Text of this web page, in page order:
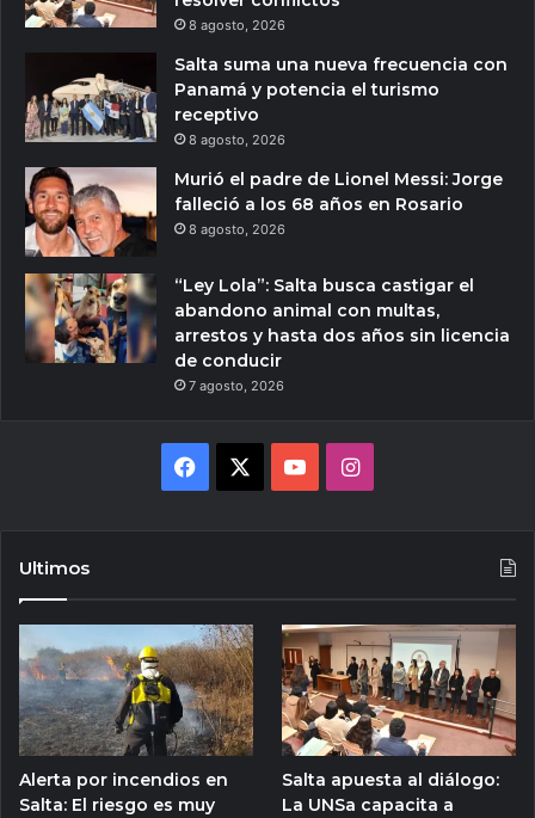
8 agosto, 2026
Salta suma una nueva frecuencia con
Panamá y potencia el turismo
receptivo
8 agosto, 2026
Murió el padre de Lionel Messi: Jorge
falleció a los 68 años en Rosario
8 agosto, 2026
“Ley Lola”: Salta busca castigar el
abandono animal con multas,
arrestos y hasta dos años sin licencia
de conducir
7 agosto, 2026
Facebook YouTubeInstagram
Ultimos
Alerta por incendios en
Salta: El riesgo es muy
Salta apuesta al diálogo:
La UNSa capacita a